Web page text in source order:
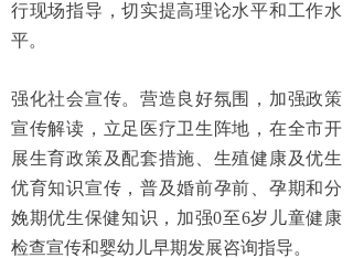
行现场指导，切实提高理论水平和工作水
平。
强化社会宣传。营造良好氛围，加强政策
宣传解读，立足医疗卫生阵地，在全市开
展生育政策及配套措施、生殖健康及优生
优育知识宣传，普及婚前孕前、孕期和分
娩期优生保健知识，加强0至6岁儿童健康
检查宣传和婴幼儿早期发展咨询指导。